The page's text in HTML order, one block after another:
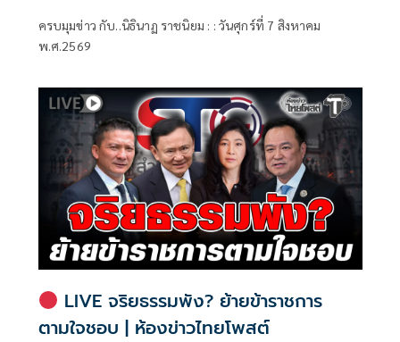
ครบมุมข่าว กับ..นิธินาฏ ราชนิยม : : วันศุกร์ที่ 7 สิงหาคม
พ.ศ.2569
LIVE จริยธรรมพัง? ย้ายข้าราชการ
ตามใจชอบ | ห้องข่าวไทยโพสต์